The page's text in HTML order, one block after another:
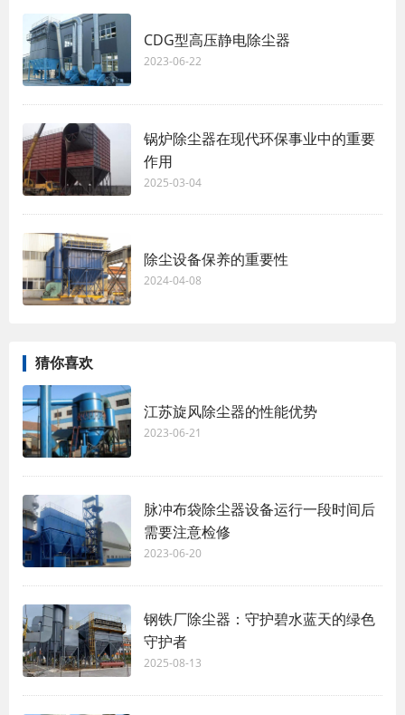
CDG型高压静电除尘器
2023-06-22
锅炉除尘器在现代环保事业中的重要
作用
2025-03-04
除尘设备保养的重要性
2024-04-08
猜你喜欢
江苏旋风除尘器的性能优势
2023-06-21
脉冲布袋除尘器设备运行一段时间后
需要注意检修
2023-06-20
钢铁厂除尘器：守护碧水蓝天的绿色
守护者
2025-08-13